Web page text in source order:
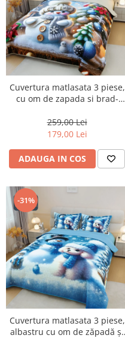
Cuvertura matlasata 3 piese,
cu om de zapada si brad-
259,00 Lei
179,00 Lei
ADAUGA IN COS
-31%
Cuvertura matlasata 3 piese,
albastru cu om de zăpadă și